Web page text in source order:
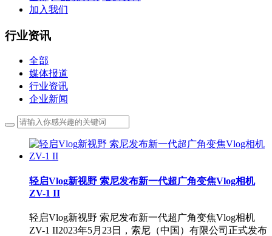
加入我们
行业资讯
全部
媒体报道
行业资讯
企业新闻
轻启Vlog新视野 索尼发布新一代超广角变焦Vlog相机
ZV-1 II
轻启Vlog新视野 索尼发布新一代超广角变焦Vlog相机
ZV-1 II2023年5月23日，索尼（中国）有限公司正式发布